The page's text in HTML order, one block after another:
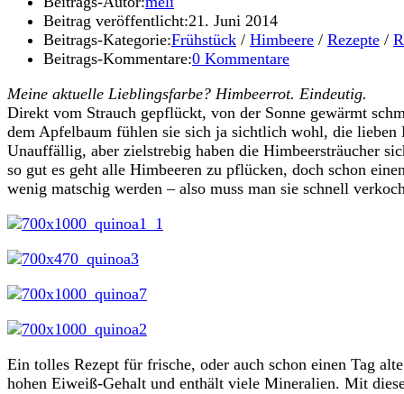
Beitrag veröffentlicht:21. Juni 2014
Beitrags-Kategorie:Frühstück / Himbeere / Rezepte /
Beitrags-Kommentare:0 Kommentare
Meine aktuelle Lieblingsfarbe? Himbeerrot. Eindeutig.
Direkt vom Strauch gepflückt, von der Sonne gewärmt
dem Apfelbaum fühlen sie sich ja sichtlich wohl, die lieben
Unauffällig, aber zielstrebig haben die Himbeersträucher
so gut es geht alle Himbeeren zu pflücken, doch schon
wenig matschig werden – also muss man sie schnell
Ein tolles Rezept für frische, oder auch schon einen Tag
hohen Eiweiß-Gehalt und enthält viele Mineralien. Mit